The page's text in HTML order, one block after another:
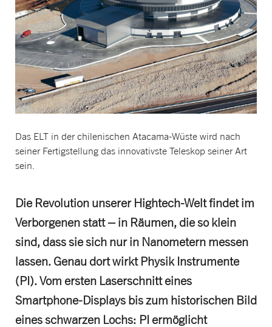
Das ELT in der chilenischen Atacama-Wüste wird nach
seiner Fertigstellung das innovativste Teleskop seiner Art
sein.
Die Revolution unserer Hightech-Welt findet im
Verborgenen statt – in Räumen, die so klein
sind, dass sie sich nur in Nanometern messen
lassen. Genau dort wirkt Physik Instrumente
(PI). Vom ersten Laserschnitt eines
Smartphone-Displays bis zum historischen Bild
eines schwarzen Lochs: PI ermöglicht